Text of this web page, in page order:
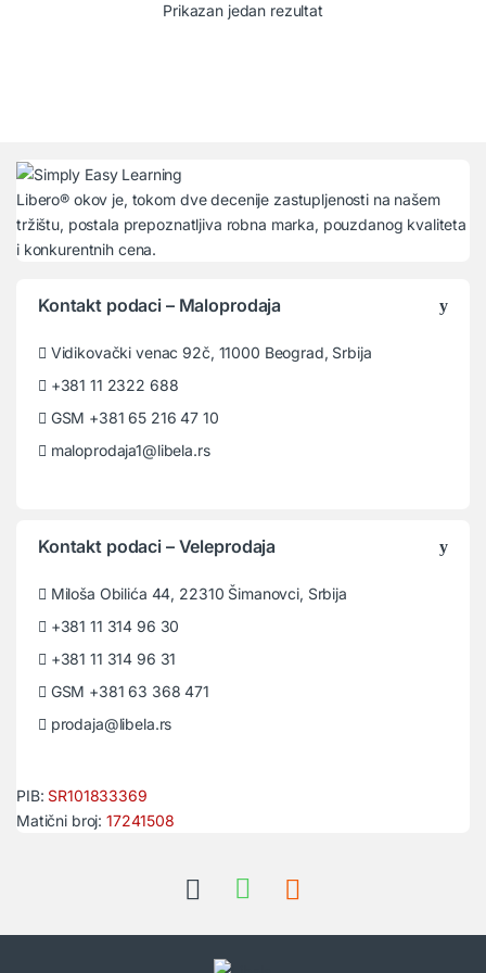
Prikazan jedan rezultat
Libero® okov je, tokom dve decenije zastupljenosti na našem
tržištu, postala prepoznatljiva robna marka, pouzdanog kvaliteta
i konkurentnih cena.
Kontakt podaci – Maloprodaja
Vidikovački venac 92č, 11000 Beograd, Srbija
+381 11 2322 688
GSM +381 65 216 47 10
maloprodaja1@libela.rs
Kontakt podaci – Veleprodaja
Miloša Obilića 44, 22310 Šimanovci, Srbija
+381 11 314 96 30
+381 11 314 96 31
GSM +381 63 368 471
prodaja@libela.rs
PIB: SR101833369
Matični broj:17241508